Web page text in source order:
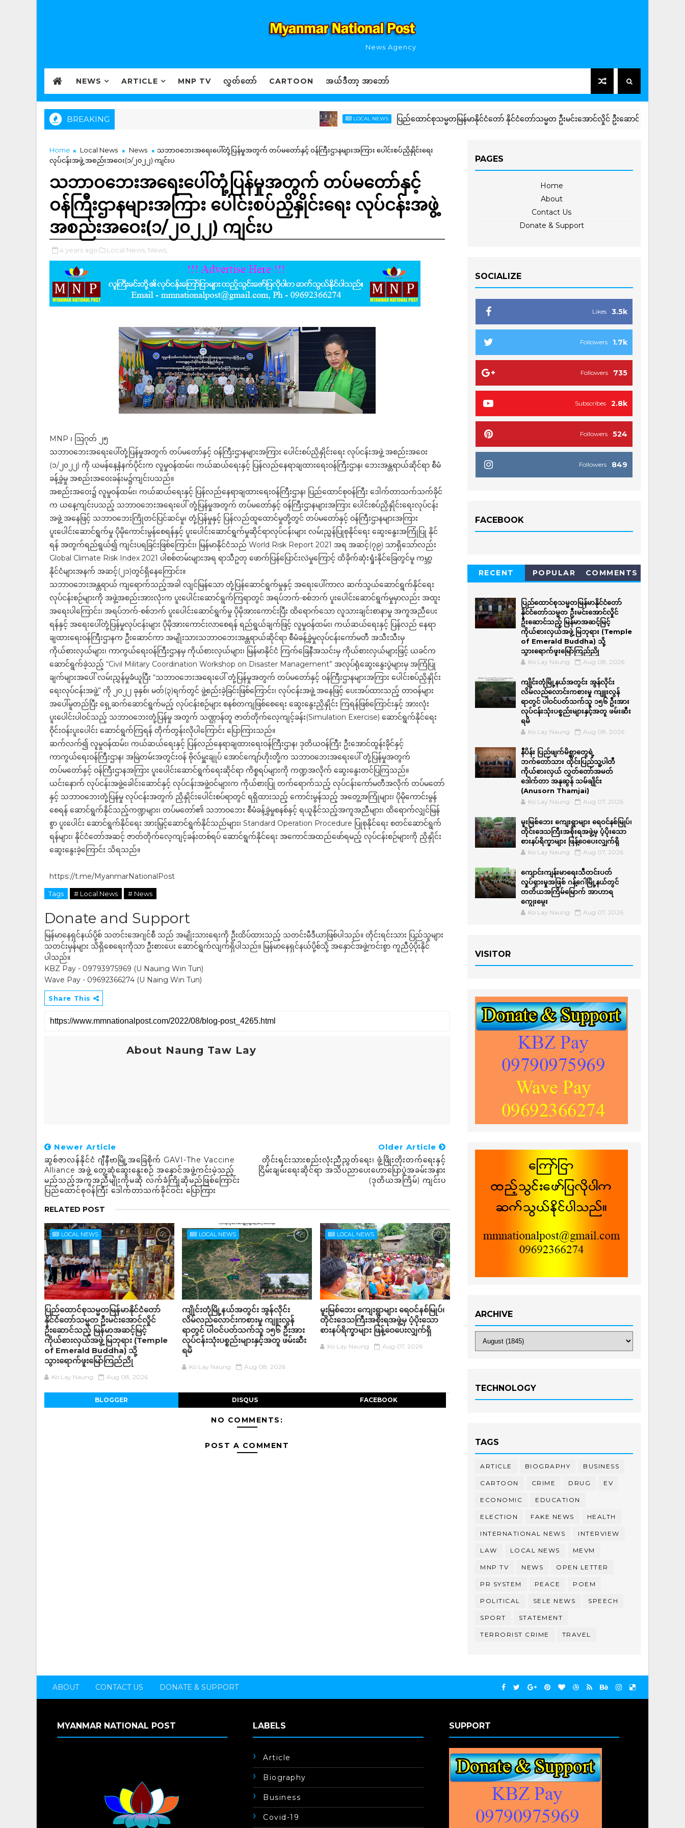
News Agency
NEWS ARTICLE MNP TV လွှတ်တော် CARTOON အယ်ဒီတာ့ အာဘော်
BREAKING LOCAL NEWS ပြည်ထောင်စုသမ္မတမြန်မာနိုင်ငံတော် နိုင်ငံတော်သမ္မတ ဦးမင်းအောင်လှိုင် ဦးဆောင်သည့် မြန်မာအဆင့်မ
Home Local News News
သဘာဝဘေးအရေးပေါ်တုံ့ပြန်မှုအတွက် တပ်မတော်နှင့် ဝန်ကြီးဌာနများအကြား ပေါင်းစပ်ညှိနှိုင်းရေး
လုပ်ငန်းအဖွဲ့ အစည်းအဝေး(၁/၂၀၂၂) ကျင်းပ
သဘာဝဘေးအရေးပေါ်တုံ့ပြန်မှုအတွက် တပ်မတော်နှင့်
ဝန်ကြီးဌာနများအကြား ပေါင်းစပ်ညှိနှိုင်းရေး လုပ်ငန်းအဖွဲ့
အစည်းအဝေး(၁/၂၀၂၂) ကျင်းပ
4 years ago Local News, News,
MNP ၊ ဩဂုတ် ၂၅
သဘာဝဘေးအရေးပေါ်တုံ့ပြန်မှုအတွက် တပ်မတော်နှင့် ဝန်ကြီးဌာနများအကြား ပေါင်းစပ်ညှိနှိုင်းရေး လုပ်ငန်းအဖွဲ့ အစည်းအဝေး
(၁/၂၀၂၂) ကို ယမန်နေ့နံနက်ပိုင်းက လူမှုဝန်ထမ်း၊ ကယ်ဆယ်ရေးနှင့် ပြန်လည်နေရာချထားရေးဝန်ကြီးဌာန၊ ဘေးအန္တရာယ်ဆိုင်ရာ စီမံ
ခန့်ခွဲမှု အစည်းအဝေးခန်းမ၌ကျင်းပသည်။
အစည်းအဝေး၌ လူမှုဝန်ထမ်း၊ ကယ်ဆယ်ရေးနှင့် ပြန်လည်နေရာချထားရေးဝန်ကြီးဌာန၊ ပြည်ထောင်စုဝန်ကြီး ဒေါက်တာသက်သက်ခိုင်
က ယနေ့ကျင်းပသည့် သဘာဝဘေးအရေးပေါ် တုံ့ပြန်မှုအတွက် တပ်မတော်နှင့် ဝန်ကြီးဌာနများအကြား ပေါင်းစပ်ညှိနှိုင်းရေးလုပ်ငန်း
အဖွဲ့ အနေဖြင့် သဘာဝဘေးကြိုတင်ပြင်ဆင်မှု၊ တုံ့ပြန်မှုနှင့် ပြန်လည်ထူထောင်မှုတို့တွင် တပ်မတော်နှင့် ဝန်ကြီးဌာနများအကြား
ပူးပေါင်းဆောင်ရွက်မှု ပိုမိုကောင်းမွန်စေရန်နှင့် ပူးပေါင်းဆောင်ရွက်မှုဆိုင်ရာလုပ်ငန်းများ လမ်းညွှန်ပြုစုနိုင်ရေး ဆွေးနွေးအကြုံပြု နိုင်
ရန် အတွက်ရည်ရွယ်၍ ကျင်းပရခြင်းဖြစ်ကြောင်း၊ မြန်မာနိုင်ငံသည် World Risk Report 2021 အရ အဆင့်(၇၉) သာရှိသော်လည်း
Global Climate Risk Index 2021 ပါစစ်တမ်းများအရ ရာသီဥတု ဖောက်ပြန်ပြောင်းလဲမှုကြောင့် ထိခိုက်ဆုံးရှုံးနိုင်ခြေတွင်မူ ကမ္ဘာ့
နိုင်ငံများအနက် အဆင့်(၂၁)တွင်ရှိနေကြောင်း။
သဘာဝဘေးအန္တရာယ် ကျရောက်သည့်အခါ လျင်မြန်သော တုံ့ပြန်ဆောင်ရွက်မှုနှင့် အရေးပေါ်ကာလ ဆက်သွယ်ဆောင်ရွက်နိုင်ရေး
လုပ်ငန်းစဉ်များကို အဖွဲ့အစည်းအားလုံးက ပူးပေါင်းဆောင်ရွက်ကြရာတွင် အရပ်ဘက်-စစ်ဘက် ပူးပေါင်းဆောင်ရွက်မှုမှာလည်း အထူး
အရေးပါကြောင်း၊ အရပ်ဘက်-စစ်ဘက် ပူးပေါင်းဆောင်ရွက်မှု ပိုမိုအားကောင်းပြီး ထိရောက်သော လူသားချင်းစာနာမှု အကူအညီပေး
ရန်နှင့် အရေးပေါ်တုံ့ပြန်မှုလုပ်ငန်းများ ပိုမိုအားကောင်းလာစေရန် ရည်ရွယ်ချက်ဖြင့် လူမှုဝန်ထမ်း၊ ကယ်ဆယ်ရေးနှင့် ပြန်လည် နေရာ
ချထားရေးဝန်ကြီးဌာနက ဦးဆောင်ကာ အမျိုးသားသဘာဝဘေးအန္တရာယ်ဆိုင်ရာ စီမံခန့်ခွဲမှုလုပ်ငန်းကော်မတီ အသီးသီးမှ
ကိုယ်စားလှယ်များ၊ ကာကွယ်ရေးဝန်ကြီးဌာနမှ ကိုယ်စားလှယ်များ၊ မြန်မာနိုင်ငံ ကြက်ခြေနီအသင်းမှ ကိုယ်စားလှယ်များဖြင့် ယခင်က
ဆောင်ရွက်ခဲ့သည့် “Civil Military Coordination Workshop on Disaster Management” အလုပ်ရုံဆွေးနွေးပွဲများမှ အကြံပြု
ချက်များအပေါ် လမ်းညွှန်မှုခံယူပြီး “သဘာဝဘေးအရေးပေါ် တုံ့ပြန်မှုအတွက် တပ်မတော်နှင့် ဝန်ကြီးဌာနများအကြား ပေါင်းစပ်ညှိနှိုင်း
ရေးလုပ်ငန်းအဖွဲ့” ကို ၂၀၂၂ ခုနှစ်၊ မတ်(၃)ရက်တွင် ဖွဲ့စည်းခဲ့ခြင်းဖြစ်ကြောင်း၊ လုပ်ငန်းအဖွဲ့ အနေဖြင့် ပေးအပ်ထားသည့် တာဝန်များ
အပေါ်မူတည်ပြီး ရှေ့ဆက်ဆောင်ရွက်မည့် လုပ်ငန်းစဉ်များ စနစ်တကျဖြစ်စေရေး ဆွေးနွေးညှိနှိုင်း ကြရန်ဖြစ်ကြောင်းနှင့် အားလုံး
ပူးပေါင်းပါဝင်သည့် သဘာဝဘေးတုံ့ပြန်မှု အတွက် သဏ္ဌာန်တူ ဇာတ်တိုက်လေ့ကျင့်ခန်း(Simulation Exercise) ဆောင်ရွက်နိုင်ရေး
ဝိုင်းဝန်းပူးပေါင်း ဆောင်ရွက်ကြရန် တိုက်တွန်းလိုပါကြောင်း ပြောကြားသည်။
ဆက်လက်၍ လူမှုဝန်ထမ်း၊ ကယ်ဆယ်ရေးနှင့် ပြန်လည်နေရာချထားရေးဝန်ကြီးဌာန၊ ဒုတိယဝန်ကြီး ဦးအောင်ထွန်းခိုင်နှင့်
ကာကွယ်ရေးဝန်ကြီးဌာန၊ အမြဲတမ်းအတွင်းဝန် ဗိုလ်မှူးချုပ် အောင်ကျော်ဟိုးတို့က သဘာဝဘေးအရေးပေါ် တုံ့ပြန်မှုအတွက်
တပ်မတော်နှင့် ဝန်ကြီးဌာနအကြား ပူးပေါင်းဆောင်ရွက်ရေးဆိုင်ရာ ကိစ္စရပ်များကို ကဏ္ဍအလိုက် ဆွေးနွေးတင်ပြကြသည်။
ယင်းနောက် လုပ်ငန်းအဖွဲ့ခေါင်းဆောင်နှင့် လုပ်ငန်းအဖွဲ့ဝင်များက ကိုယ်စားပြု တက်ရောက်သည့် လုပ်ငန်းကော်မတီအလိုက် တပ်မတော်
နှင့် သဘာဝဘေးတုံ့ပြန်မှု လုပ်ငန်းအတွက် ညှိနှိုင်းပေါင်းစပ်ရာတွင် ရရှိထားသည့် ကောင်းမွန်သည့် အတွေ့အကြုံများ၊ ပိုမိုကောင်းမွန်
စေရန် ဆောင်ရွက်နိုင်သည့်ကဏ္ဍများ၊ တပ်မတော်၏ သဘာဝဘေး စီမံခန့်ခွဲမှုစနစ်နှင့် ရယူနိုင်သည့်အကူအညီများ၊ ထိရောက်လျှင်မြန်
စွာ ပူးပေါင်း ဆောင်ရွက်နိုင်ရေး အားမြှင့်ဆောင်ရွက်နိုင်သည်များ၊ Standard Operation Procedure ပြုစုနိုင်ရေး စတင်ဆောင်ရွက်
ရန်များ၊ နိုင်ငံတော်အဆင့် ဇာတ်တိုက်လေ့ကျင့်ခန်းတစ်ရပ် ဆောင်ရွက်နိုင်ရေး အကောင်အထည်ဖော်ရမည့် လုပ်ငန်းစဉ်များကို ညှိနှိုင်း
ဆွေးနွေးခဲ့ကြောင်း သိရသည်။
https://t.me/MyanmarNationalPost
Tags # Local News # News
Donate and Support
မြန်မာနေရှင်နယ်ပို့စ် သတင်းအေဂျင်စီ သည် အမျိုးသားရေးကို ဦးထိပ်ထားသည့် သတင်းမီဒီယာဖြစ်ပါသည်။ တိုင်းရင်းသား ပြည်သူများ
သတင်းမှန်များ သိရှိစေရေးကိုသာ ဦးစားပေး ဆောင်ရွက်လျက်ရှိပါသည်။ မြန်မာနေရှင်နယ်ပို့စ်သို့ အနှောင်အဖွဲ့ကင်းစွာ ကူညီပံ့ပိုးနိုင်
ပါသည်။
KBZ Pay - 09793975969 (U Nauing Win Tun)
Wave Pay - 09692366274 (U Naing Win Tun)
Share This
About Naung Taw Lay
Newer Article
ဆွစ်ဇာလန်နိုင်ငံ ဂျီနီဗာမြို့အခြေစိုက် GAVI-The Vaccine
Alliance အဖွဲ့ တွေ့ဆုံဆွေးနွေးစဉ် အနှောင်အဖွဲ့ကင်းမဲ့သည့်
မည်သည့်အကူအညီမျိုးကိုမဆို လက်ခံကြိုဆိုမည်ဖြစ်ကြောင်း
ပြည်ထောင်စုဝန်ကြီး ဒေါက်တာသက်ခိုင်ဝင်း ပြောကြား
Older Article
တိုင်းရင်းသားစည်းလုံးညီညွတ်ရေး၊ ဖွံ့ဖြိုးတိုးတက်ရေးနှင့်
ငြိမ်းချမ်းရေးဆိုင်ရာ အသိပညာပေးဟောပြောပွဲအခမ်းအနား
(ဒုတိယအကြိမ်) ကျင်းပ
RELATED POST
LOCAL NEWS
ပြည်ထောင်စုသမ္မတမြန်မာနိုင်ငံတော်
နိုင်ငံတော်သမ္မတ ဦးမင်းအောင်လှိုင်
ဦးဆောင်သည့် မြန်မာအဆင့်မြင့်
ကိုယ်စားလှယ်အဖွဲ့ မြဘုရား (Temple
of Emerald Buddha) သို့
သွားရောက်ဖူးမြော်ကြည်ညို
Ko Lay Naung Aug 08, 2026
LOCAL NEWS
ကျိုင်းတုံမြို့နယ်အတွင်း အွန်လိုင်း
လိမ်လည်လောင်းကစားမှု ကျူးလွန်
ရာတွင် ပါဝင်ပတ်သက်သူ ၁၅၆ ဦးအား
လုပ်ငန်းသုံးပစ္စည်းများနှင့်အတူ ဖမ်းဆီး
ရမိ
Ko Lay Naung Aug 08, 2026
LOCAL NEWS
မူးမြစ်ဘေး ကျေးရွာများ ရေဝင်နစ်မြုပ်၊
တိုင်းဒေသကြီးအစိုးရအဖွဲ့မှ ပံ့ပိုးသော
စားနပ်ရိက္ခာများ ဖြန့်ဝေပေးလျှက်ရှိ
Ko Lay Naung Aug 07, 2026
BLOGGER DISQUS FACEBOOK
NO COMMENTS:
POST A COMMENT
PAGES
Home
About
Contact Us
Donate & Support
SOCIALIZE
3.5k
Likes
1.7k
Followers
735
Followers
2.8k
Subscribes
524
Followers
849
Followers
FACEBOOK
RECENT POPULAR COMMENTS
ပြည်ထောင်စုသမ္မတမြန်မာနိုင်ငံတော်
နိုင်ငံတော်သမ္မတ ဦးမင်းအောင်လှိုင်
ဦးဆောင်သည့် မြန်မာအဆင့်မြင့်
ကိုယ်စားလှယ်အဖွဲ့ မြဘုရား (Temple
of Emerald Buddha) သို့
သွားရောက်ဖူးမြော်ကြည်ညို
Ko Lay Naung Aug 08, 2026
ကျိုင်းတုံမြို့နယ်အတွင်း အွန်လိုင်း
လိမ်လည်လောင်းကစားမှု ကျူးလွန်
ရာတွင် ပါဝင်ပတ်သက်သူ ၁၅၆ ဦးအား
လုပ်ငန်းသုံးပစ္စည်းများနှင့်အတူ ဖမ်းဆီး
ရမိ
Ko Lay Naung Aug 08, 2026
နီပိန်း ပြည်ဖျက်မိစ္ဆာတွေရဲ့
ဘက်တော်သား ထိုင်းပြည်သူ့ပါတီ
ကိုယ်စားလှယ် လွှတ်တော်အမတ်
ဒေါက်တာ အနုဆွန် သမ်ချိုင်း
(Anusorn Thamjai)
Ko Lay Naung Aug 07, 2026
မူးမြစ်ဘေး ကျေးရွာများ ရေဝင်နစ်မြုပ်၊
တိုင်းဒေသကြီးအစိုးရအဖွဲ့မှ ပံ့ပိုးသော
စားနပ်ရိက္ခာများ ဖြန့်ဝေပေးလျှက်ရှိ
Ko Lay Naung Aug 07, 2026
ကျောင်းကျန်းမာရေးသီတင်းပတ်
လှုပ်ရှားမှုအဖြစ် ဂန့်ဂေါမြို့နယ်တွင်
တတိယအကြိမ်မြောက် အာဟာရ
ကျွေးမွေး
Ko Lay Naung Aug 07, 2026
VISITOR
ARCHIVE
TECHNOLOGY
TAGS
ARTICLE BIOGRAPHY BUSINESS
CARTOON CRIME DRUG EV
ECONOMIC EDUCATION
ELECTION FAKE NEWS HEALTH
INTERNATIONAL NEWS INTERVIEW
LAW LOCAL NEWS MEVM
MNP TV NEWS OPEN LETTER
PR SYSTEM PEACE POEM
POLITICAL SELE NEWS SPEECH
SPORT STATEMENT
TERRORIST CRIME TRAVEL
ABOUT CONTACT US DONATE & SUPPORT
MYANMAR NATIONAL POST LABELS
Article
Biography
Business
Covid-19
SUPPORT